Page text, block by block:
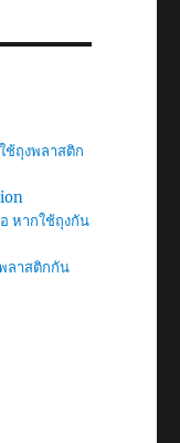
ช้ถุงพลาสติก
หากใช้ถุงกัน
ลาสติกกัน